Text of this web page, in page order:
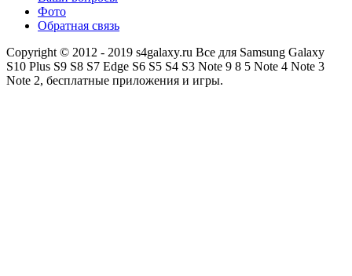
Фото
Обратная связь
Copyright © 2012 - 2019 s4galaxy.ru Все для Samsung Galaxy
S10 Plus S9 S8 S7 Edge S6 S5 S4 S3 Note 9 8 5 Note 4 Note 3
Note 2, бесплатные приложения и игры.